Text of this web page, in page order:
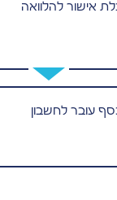
אישור להלוואה
עובר לחשבון